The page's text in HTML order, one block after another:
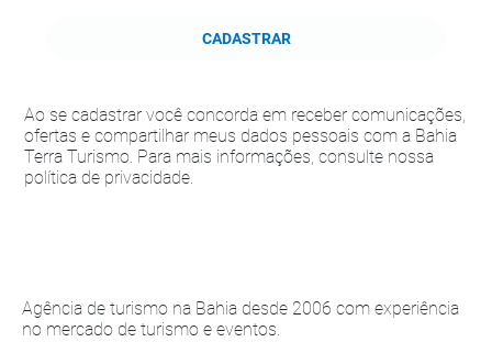
Agência de turismo na Bahia desde 2006 com experiência
no mercado de turismo e eventos.
CADASTRAR
Ao se cadastrar você concorda em receber comunicações,
ofertas e compartilhar meus dados pessoais com a Bahia
Terra Turismo. Para mais informações, consulte nossa
política de privacidade.